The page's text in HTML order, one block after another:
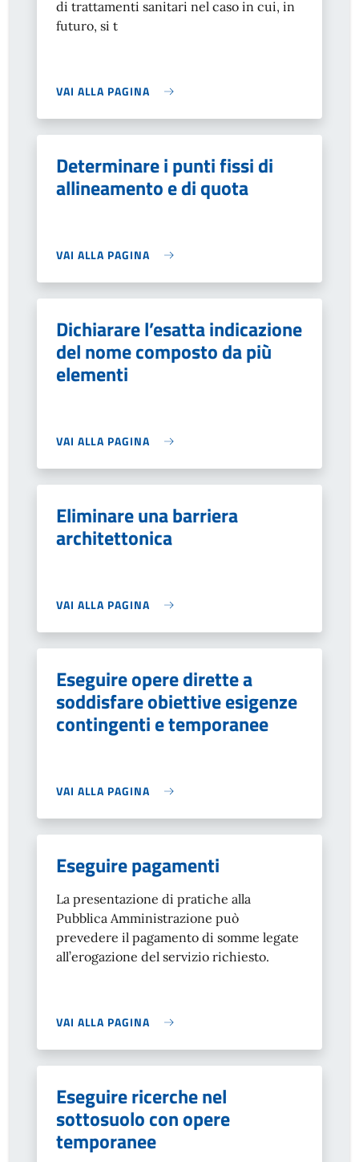
di trattamenti sanitari nel caso in cui, in
futuro, si t
VAI ALLA PAGINA
Determinare i punti fissi di
allineamento e di quota
VAI ALLA PAGINA
Dichiarare l’esatta indicazione
del nome composto da più
elementi
VAI ALLA PAGINA
Eliminare una barriera
architettonica
VAI ALLA PAGINA
Eseguire opere dirette a
soddisfare obiettive esigenze
contingenti e temporanee
VAI ALLA PAGINA
Eseguire pagamenti
La presentazione di pratiche alla
Pubblica Amministrazione può
prevedere il pagamento di somme legate
all’erogazione del servizio richiesto.
VAI ALLA PAGINA
Eseguire ricerche nel
sottosuolo con opere
temporanee